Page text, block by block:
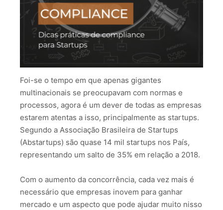
Foi-se o tempo em que apenas gigantes
multinacionais se preocupavam com normas e
processos, agora é um dever de todas as empresas
estarem atentas a isso, principalmente as startups.
Segundo a Associação Brasileira de Startups
(Abstartups) são quase 14 mil startups nos País,
representando um salto de 35% em relação a 2018.
Com o aumento da concorrência, cada vez mais é
necessário que empresas inovem para ganhar
mercado e um aspecto que pode ajudar muito nisso